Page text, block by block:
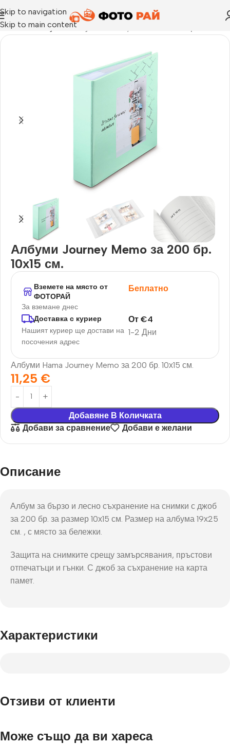
Skip to navigation
Skip to main content
Начало›Албуми›Албуми Journey Memo за 200 бр. 10х15 см.
Албуми Journey Memo за 200 бр.
10х15 см.
Вземете на място от
ФОТОРАЙ
За вземане днес
Беплатно
Доставка с куриер
Нашият куриер ще достави на
посочения адрес
1-2 Дни
От€4
Албуми Hama Journey Memo за 200 бр. 10х15 см.
11,25 €
Добавяне В Количката
Добави за сравнение
Добави е желани
Описание
Албум за бързо и лесно съхранение на снимки с джоб
за 200 бр. за размер 10х15 см. Размер на албума 19х25
см. , с място за бележки.
Защита на снимките срещу замърсявания, пръстови
отпечатъци и гънки. С джоб за съхранение на карта
памет.
Характеристики
Отзиви от клиенти
Може също да ви хареса